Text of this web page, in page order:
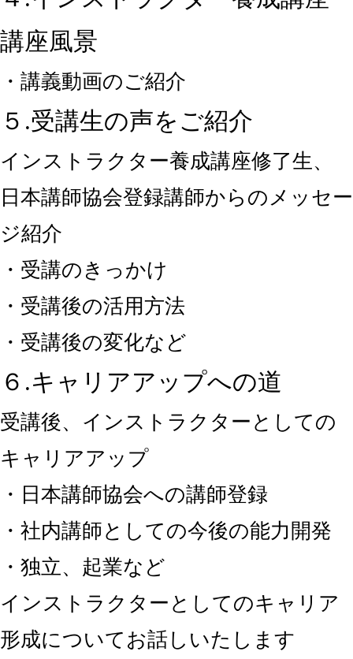
講座風景
・講義動画のご紹介
５.受講生の声をご紹介
インストラクター養成講座修了生、
日本講師協会登録講師からのメッセー
ジ紹介
・受講のきっかけ
・受講後の活用方法
・受講後の変化など
６.キャリアアップへの道
受講後、インストラクターとしての
キャリアアップ
・日本講師協会への講師登録
・社内講師としての今後の能力開発
・独立、起業など
インストラクターとしてのキャリア
形成についてお話しいたします